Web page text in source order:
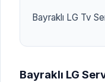
Bayraklı LG Tv
Bayraklı LG